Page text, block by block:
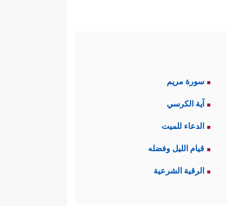
سورة مريم
آية الكرسي
الدعاء للميت
قيام الليل وفضله
الرقية الشرعية